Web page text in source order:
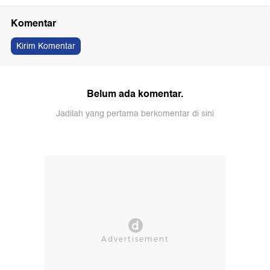
Komentar
Kirim Komentar
Belum ada komentar.
Jadilah yang pertama berkomentar di sini